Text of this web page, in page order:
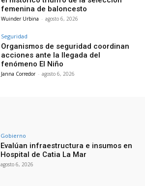
femenina de baloncesto
Wuinder Urbina - agosto 6, 2026
Seguridad
Organismos de seguridad coordinan
acciones ante la llegada del
fenómeno El Niño
Janna Corredor - agosto 6, 2026
Gobierno
Evalúan infraestructura e insumos en
Hospital de Catia La Mar
agosto 6, 2026